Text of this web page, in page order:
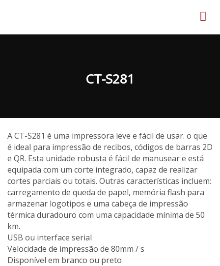
CT-S281
A CT-S281 é uma impressora leve e fácil de usar. o que
é ideal para impressão de recibos, códigos de barras 2D
e QR. Esta unidade robusta é fácil de manusear e está
equipada com um corte integrado, capaz de realizar
cortes parciais ou totais. Outras características incluem:
carregamento de queda de papel, memória flash para
armazenar logotipos e uma cabeça de impressão
térmica duradouro com uma capacidade mínima de 50
km.
USB ou interface serial
Velocidade de impressão de 80mm / s
Disponível em branco ou preto